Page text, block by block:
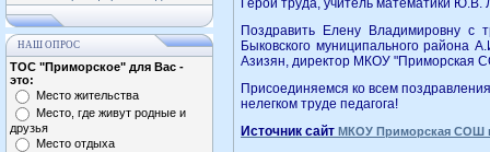
НАШ ОПРОС
ТОС "Приморское" для Вас -
это:
Место жительства
Место, где живут родные и
друзья
Место отдыха
Герой труда, учитель математики Ю.В.
Поздравить Елену Владимировну
Быковского муниципального района
Азизян, директор МКОУ "Приморская
Присоединяемся ко всем
нелегком труде педагога!
Источник сайт МКОУ Приморская СОШ